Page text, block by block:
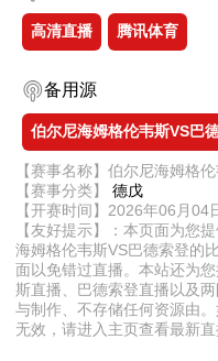
高清直播 腾讯体育
备用源
伯尔尼海姆格伦韦斯VS巴
【赛事名称】伯尔尼海姆格
【赛事分类】 德戊
【开赛时间】2026年06月04
【友好提示】：本页面为您
海姆格伦韦斯VS巴德索登的
面以免错过直播。本站还为
斯直播、巴德索登直播以及
与制作、不存储任何资源由
无效，请进入主页查看最新直